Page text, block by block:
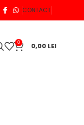
CONTACT
0 0,00 LEI